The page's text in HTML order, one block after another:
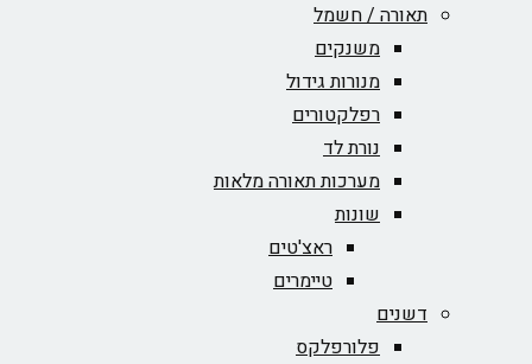
תאורה / חשמל
משנקים
מנורות גידול
רפלקטורים
נורת לד
מערכות תאורה מלאות
שונות
ראצ'טים
טיימרים
דשנים
פלורפלקס